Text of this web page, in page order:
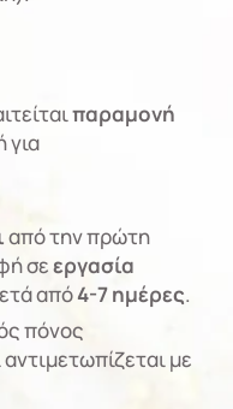
παραμονή
για
από την πρώτη
σεεργασία
από4-7 ημέρες.
πόνος
αντιμετωπίζεται με